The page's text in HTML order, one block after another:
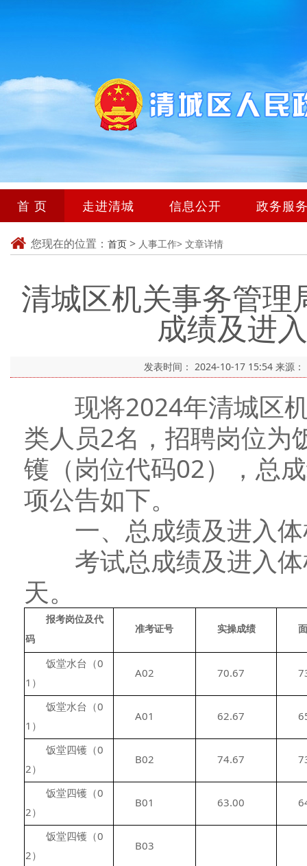
首 页 走进清城 信息公开 政务服
您现在的位置： 首页 > 人事工作> 文章详情
清城区机关事务管
成绩及进
发表时间： 2024-10-17 15:54 来源
现将2024年清城区机
类人员2名，招聘岗位为
镬（岗位代码02），总
项公告如下。
一、总成绩及进入体
考试总成绩及进入体
天。
报考岗位及代
码
准考证号 实操成绩
饭堂水台（0
1）
A02 70.67
饭堂水台（0
1）
A01 62.67
饭堂四镬（0
2）
B02 74.67
饭堂四镬（0
2）
B01 63.00
饭堂四镬（0
2）
B03